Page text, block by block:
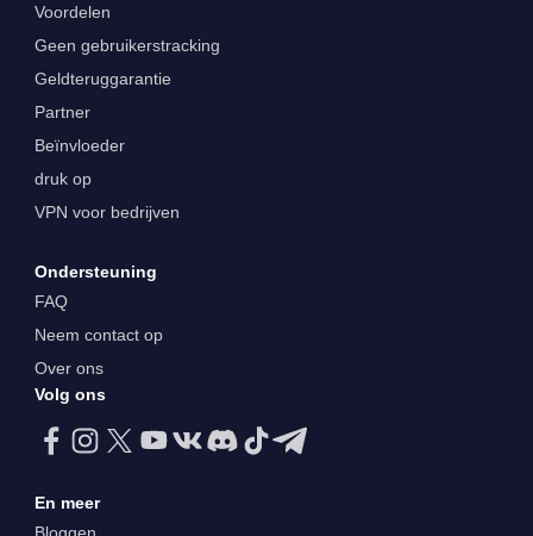
Voordelen
Geen gebruikerstracking
Geldteruggarantie
Partner
Beïnvloeder
druk op
VPN voor bedrijven
Ondersteuning
FAQ
Neem contact op
Over ons
Volg ons
En meer